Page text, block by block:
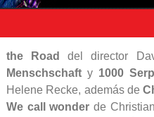
the Road del director
Menschschaft y 1000
Helene Recke, además de
We call wonder de